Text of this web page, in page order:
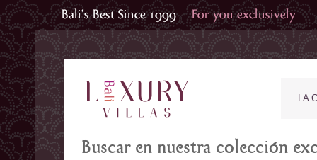
LA
Buscar en nuestra colección